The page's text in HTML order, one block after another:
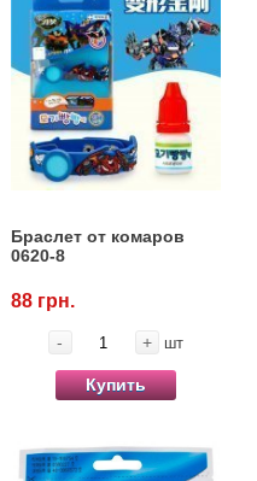
Браслет от комаров
0620-8
88 грн.
- + шт
Купить